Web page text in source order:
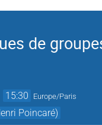
de
15:30 Europe/Paris
Poincaré)